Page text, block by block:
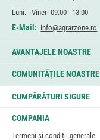
Luni. - Vineri 09:00 - 13:00
E-Mail: info@agrarzone.ro
AVANTAJELE NOASTRE
COMUNITĂȚILE NOASTRE
CUMPĂRĂTURI SIGURE
COMPANIA
Termeni și condiții generale